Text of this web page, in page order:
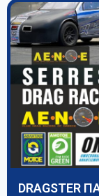
DRAGSTER